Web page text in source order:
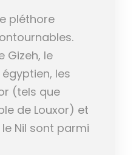
pléthore
Gizeh, le
les
(tels que
de Louxor) et
Nil sont parmi